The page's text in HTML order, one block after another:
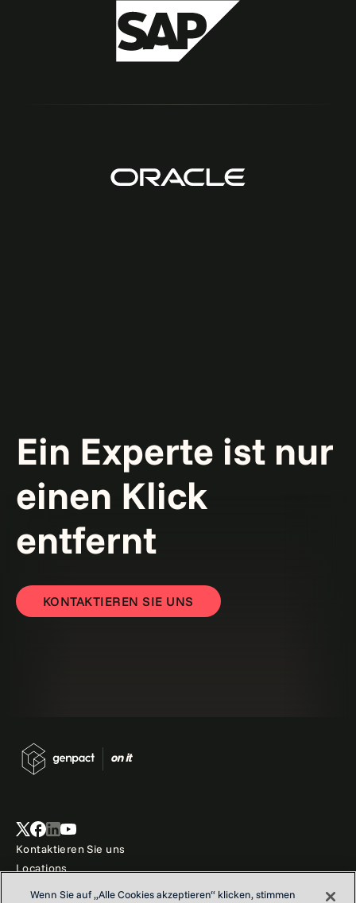
Ein Experte ist nur
einen Klick
entfernt
KONTAKTIEREN SIE UNS
Kontaktieren Sie uns
Locations
Wenn Sie auf „Alle Cookies akzeptieren“ klicken, stimmen